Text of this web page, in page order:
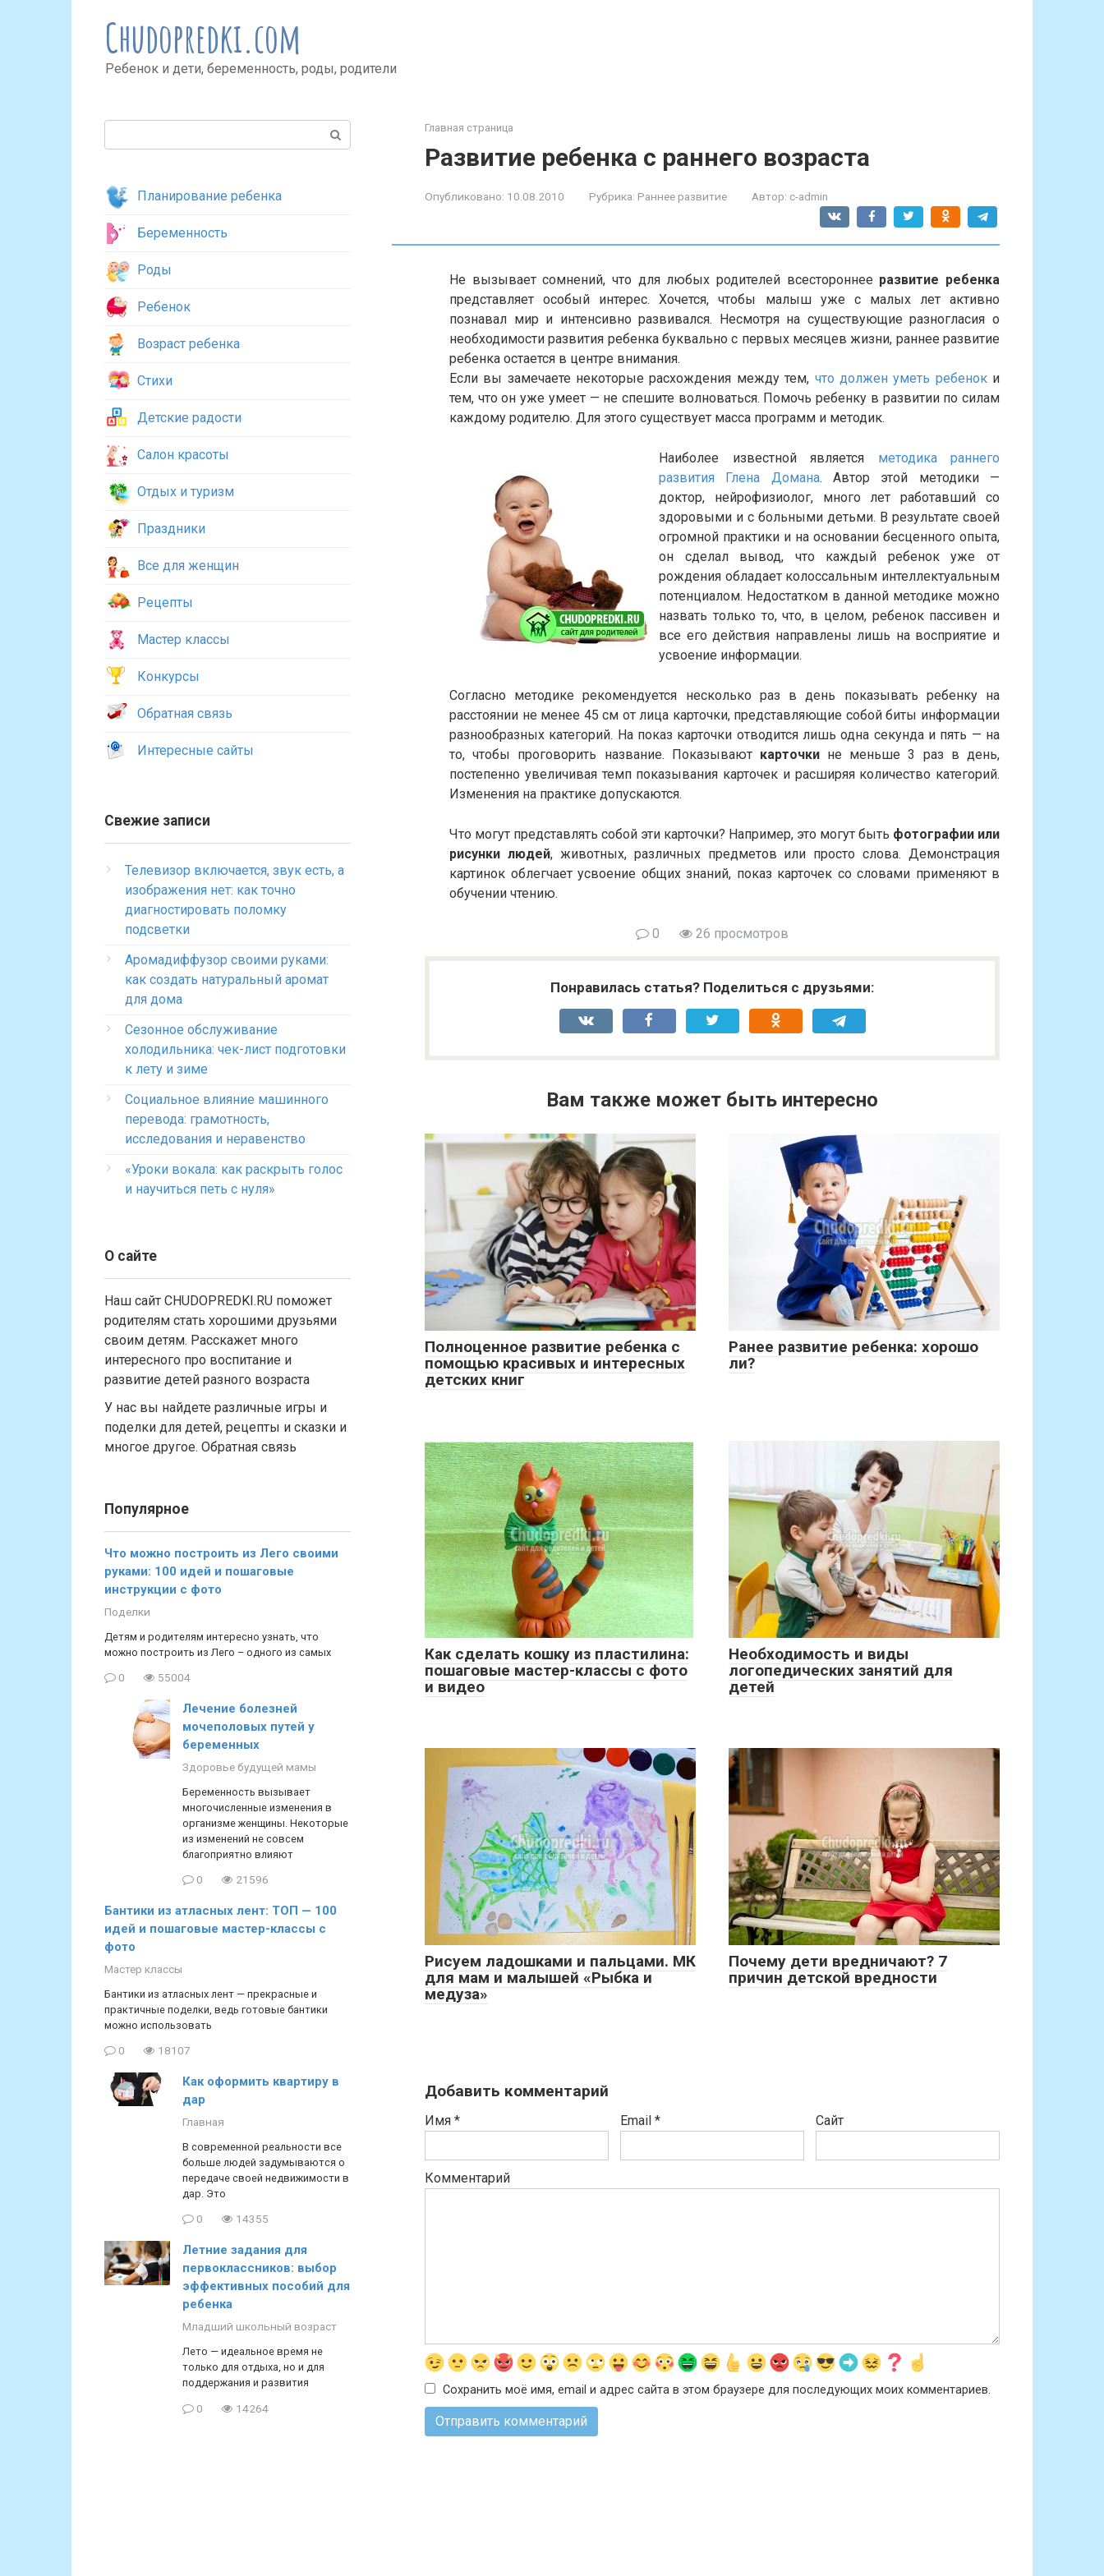
Chudopredki.com
Ребенок и дети, беременность, роды, родители
Главная страница
Развитие ребенка с раннего возраста
Опубликовано: 10.08.2010 Рубрика: Раннее развитие Автор: c-admin
Не вызывает сомнений, что для любых родителей всестороннее развитие ребенка
представляет особый интерес. Хочется, чтобы малыш уже с малых лет активно
познавал мир и интенсивно развивался. Несмотря на существующие разногласия о
необходимости развития ребенка буквально с первых месяцев жизни, раннее развитие
ребенка остается в центре внимания.
Если вы замечаете некоторые расхождения между тем, что должен уметь ребеноки
тем, что он уже умеет — не спешите волноваться. Помочь ребенку в развитии по силам
каждому родителю. Для этого существует масса программ и методик.
Наиболее известной является методика раннего
развития Глена Домана. Автор этой методики —
доктор, нейрофизиолог, много лет работавший со
здоровыми и с больными детьми. В результате своей
огромной практики и на основании бесценного опыта,
он сделал вывод, что каждый ребенок уже от
рождения обладает колоссальным интеллектуальным
потенциалом. Недостатком в данной методике можно
назвать только то, что, в целом, ребенок пассивен и
все его действия направлены лишь на восприятие и
усвоение информации.
Согласно методике рекомендуется несколько раз в день показывать ребенку на
расстоянии не менее 45 см от лица карточки, представляющие собой биты информации
разнообразных категорий. На показ карточки отводится лишь одна секунда и пять — на
то, чтобы проговорить название. Показывают карточкине меньше 3 раз в день,
постепенно увеличивая темп показывания карточек и расширяя количество категорий.
Изменения на практике допускаются.
Что могут представлять собой эти карточки? Например, это могут быть фотографии или
рисунки людей, животных, различных предметов или просто слова. Демонстрация
картинок облегчает усвоение общих знаний, показ карточек со словами применяют в
обучении чтению.
0 26 просмотров
Понравилась статья? Поделиться с друзьями:
Вам также может быть интересно
Полноценное развитие ребенка с
помощью красивых и интересных
детских книг
Ранее развитие ребенка: хорошо
ли?
Как сделать кошку из пластилина:
пошаговые мастер-классы с фото
и видео
Необходимость и виды
логопедических занятий для
детей
Рисуем ладошками и пальцами. МК
для мам и малышей «Рыбка и
медуза»
Почему дети вредничают? 7
причин детской вредности
Добавить комментарий
Имя * Email * Сайт
Комментарий
Сохранить моё имя, email и адрес сайта в этом браузере для последующих моих комментариев.
Планирование ребенка
Беременность
Роды
Ребенок
Возраст ребенка
Стихи
Детские радости
Салон красоты
Отдых и туризм
Праздники
Все для женщин
Рецепты
Мастер классы
Конкурсы
Обратная связь
Интересные сайты
Свежие записи
Телевизор включается, звук есть, а
изображения нет: как точно
диагностировать поломку
подсветки
Аромадиффузор своими руками:
как создать натуральный аромат
для дома
Сезонное обслуживание
холодильника: чек-лист подготовки
к лету и зиме
Социальное влияние машинного
перевода: грамотность,
исследования и неравенство
«Уроки вокала: как раскрыть голос
и научиться петь с нуля»
О сайте
Наш сайт CHUDOPREDKI.RU поможет
родителям стать хорошими друзьями
своим детям. Расскажет много
интересного про воспитание и
развитие детей разного возраста
У нас вы найдете различные игры и
поделки для детей, рецепты и сказки и
многое другое. Обратная связь
Популярное
Что можно построить из Лего своими
руками: 100 идей и пошаговые
инструкции с фото
Поделки
Детям и родителям интересно узнать, что
можно построить из Лего – одного из самых
0 55004
Лечение болезней
мочеполовых путей у
беременных
Здоровье будущей мамы
Беременность вызывает
многочисленные изменения в
организме женщины. Некоторые
из изменений не совсем
благоприятно влияют
0 21596
Бантики из атласных лент: ТОП — 100
идей и пошаговые мастер-классы с
фото
Мастер классы
Бантики из атласных лент — прекрасные и
практичные поделки, ведь готовые бантики
можно использовать
0 18107
Как оформить квартиру в
дар
Главная
В современной реальности все
больше людей задумываются о
передаче своей недвижимости в
дар. Это
0 14355
Летние задания для
первоклассников: выбор
эффективных пособий для
ребенка
Младший школьный возраст
Лето — идеальное время не
только для отдыха, но и для
поддержания и развития
0 14264